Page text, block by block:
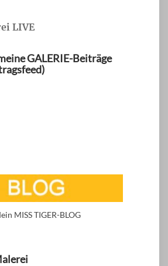
LIVE
GALERIE-Beiträge
MISS TIGER-BLOG